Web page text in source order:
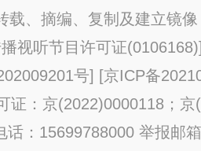
载、摘编、复制及建立镜
视听节目许可证(0106168)
号] [京ICP备
证：京(2022)0000118；京
话：15699788000 举报邮